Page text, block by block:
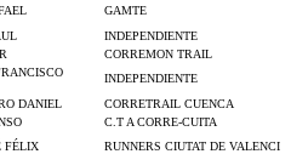
GAMTE
INDEPENDIENTE
CORREMON TRAIL
INDEPENDIENTE
DANIEL
CORRETRAIL CUENCA
C.T A CORRE-CUITA
FÉLIX RUNNERS CIUTAT DE VALENCI